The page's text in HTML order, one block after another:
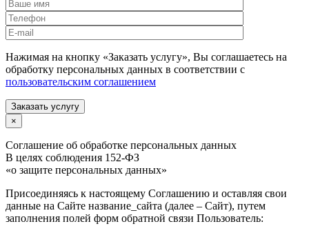
Нажимая на кнопку «Заказать услугу», Вы соглашаетесь на
обработку персональных данных в соответствии с
пользовательским соглашением
Заказать услугу
×
Соглашение об обработке персональных данных
В целях соблюдения 152-ФЗ
«о защите персональных данных»
Присоединяясь к настоящему Соглашению и оставляя свои
данные на Сайте название_сайта (далее – Сайт), путем
заполнения полей форм обратной связи Пользователь: